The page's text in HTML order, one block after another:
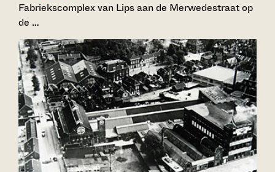
Fabriekscomplex van Lips aan de Merwedestraat op
de …